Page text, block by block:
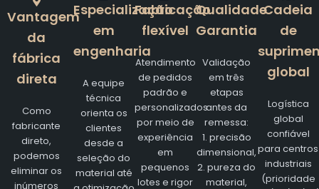
Vantagem
da
fábrica
direta
Como
fabricante
direto,
podemos
eliminar os
inúmeros
Especialização
em
engenharia
A equipe
técnica
orienta os
clientes
desde a
seleção do
material até
Fabricação
flexível
Atendimento
de pedidos
padrão e
personalizados
por meio de
experiência
em
pequenos
lotes e rigor
Qualidade
Garantia
Validação
em três
etapas
antes da
remessa:
1. precisão
dimensional,
2. pureza do
material,
Cadeia
de
global
Logística
global
confiável
para centros
industriais
(prioridade